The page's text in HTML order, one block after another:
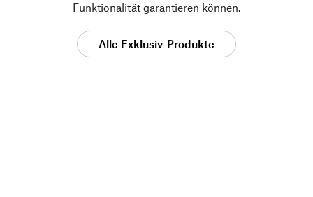
Funktionalität garantieren können.
Alle Exklusiv-Produkte